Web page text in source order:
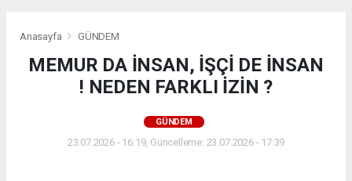
Anasayfa GÜNDEM
MEMUR DA İNSAN, İŞÇİ DE İNSAN
! NEDEN FARKLI İZİN ?
GÜNDEM
23.07.2026 - 16:19, Güncelleme: 23.07.2026 - 17:39